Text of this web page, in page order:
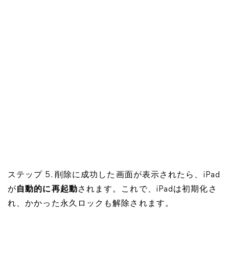
ステップ 5. 削除に成功した画面が表示されたら、iPad
が 自動的に再起動されます。これで、iPadは初期化さ
れ、かかった永久ロックも解除されます。